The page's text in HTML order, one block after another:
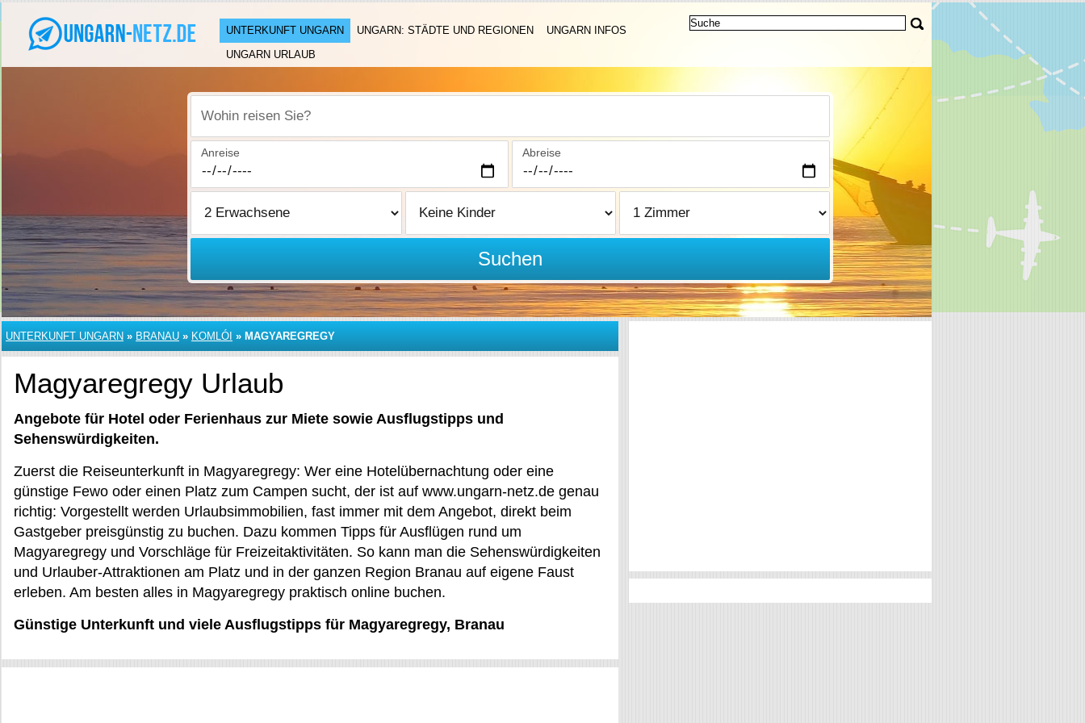
UNTERKUNFT UNGARN UNGARN: STÄDTE UND REGIONEN
UNGARN INFOS
UNGARN URLAUB
Wohin reisen Sie?
Anreise Abreise
Suchen
UNTERKUNFT UNGARN » BRANAU » KOMLÓI » MAGYAREGREGY
Magyaregregy Urlaub
Angebote für Hotel oder Ferienhaus zur Miete sowie Ausflugstipps und
Sehenswürdigkeiten.
Zuerst die Reiseunterkunft in Magyaregregy: Wer eine Hotelübernachtung oder eine
günstige Fewo oder einen Platz zum Campen sucht, der ist auf www.ungarn-netz.de genau
richtig: Vorgestellt werden Urlaubsimmobilien, fast immer mit dem Angebot, direkt beim
Gastgeber preisgünstig zu buchen. Dazu kommen Tipps für Ausflügen rund um
Magyaregregy und Vorschläge für Freizeitaktivitäten. So kann man die Sehenswürdigkeiten
und Urlauber-Attraktionen am Platz und in der ganzen Region Branau auf eigene Faust
erleben. Am besten alles in Magyaregregy praktisch online buchen.
Günstige Unterkunft und viele Ausflugstipps für Magyaregregy, Branau